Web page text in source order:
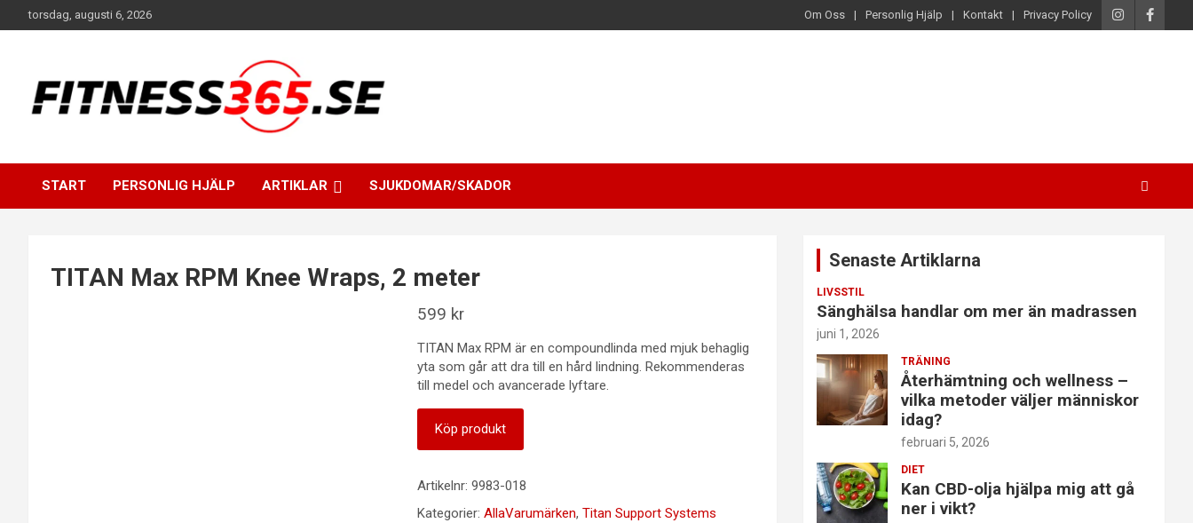
Hoppa
till
torsdag, augusti 6, 2026 Om Oss Personlig Hjälp Kontakt Privacy Policy
FITNESS365
START PERSONLIG HJÄLP ARTIKLAR SJUKDOMAR/SKADOR
TITAN Max RPM Knee Wraps, 2 meter
599 kr
TITAN Max RPM är en compoundlinda med mjuk behaglig
yta som går att dra till en hård lindning. Rekommenderas
till medel och avancerade lyftare.
Köp produkt
Artikelnr: 9983-018
Kategorier: AllaVarumärken, Titan Support Systems
Senaste Artiklarna
LIVSSTIL
Sänghälsa handlar om mer än madrassen
juni 1, 2026
TRÄNING
Återhämtning och wellness –
vilka metoder väljer människor
idag?
februari 5, 2026
DIET
Kan CBD-olja hjälpa mig att gå
ner i vikt?